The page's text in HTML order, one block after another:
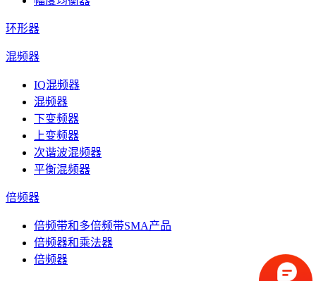
环形器
混频器
IQ混频器
混频器
下变频器
上变频器
次谐波混频器
平衡混频器
倍频器
倍频带和多倍频带SMA产品
倍频器和乘法器
倍频器